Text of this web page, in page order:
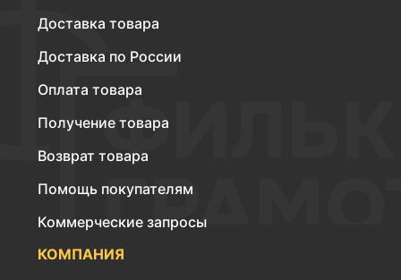
Доставка товара
Доставка по России
Оплата товара
Получение товара
Возврат товара
Помощь покупателям
Коммерческие запросы
КОМПАНИЯ